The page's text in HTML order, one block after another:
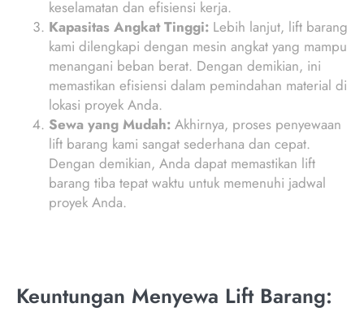
keselamatan dan efisiensi kerja.
Kapasitas Angkat Tinggi: Lebih lanjut, lift barang
kami dilengkapi dengan mesin angkat yang mampu
menangani beban berat. Dengan demikian, ini
memastikan efisiensi dalam pemindahan material di
lokasi proyek Anda.
Sewa yang Mudah: Akhirnya, proses penyewaan
lift barang kami sangat sederhana dan cepat.
Dengan demikian, Anda dapat memastikan lift
barang tiba tepat waktu untuk memenuhi jadwal
proyek Anda.
Keuntungan Menyewa Lift Barang: